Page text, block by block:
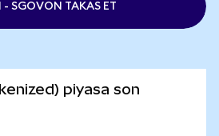
- SGOVON TAKAS ET
piyasa son